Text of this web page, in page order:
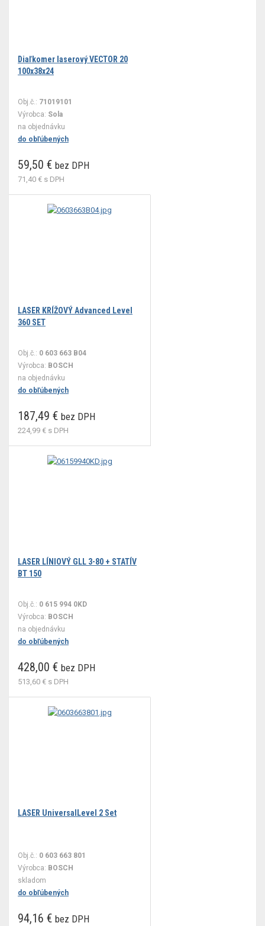
Diaľkomer laserový VECTOR 20
100x38x24
Obj.č.: 71019101
Výrobca: Sola
na objednávku
do obľúbených
59,50 € bez DPH
71,40 € s DPH
LASER KRÍŽOVÝ Advanced Level
360 SET
Obj.č.: 0 603 663 B04
Výrobca: BOSCH
na objednávku
do obľúbených
187,49 € bez DPH
224,99 € s DPH
LASER LÍNIOVÝ GLL 3-80 + STATÍV
BT 150
Obj.č.: 0 615 994 0KD
Výrobca: BOSCH
na objednávku
do obľúbených
428,00 € bez DPH
513,60 € s DPH
LASER UniversalLevel 2 Set
Obj.č.: 0 603 663 801
Výrobca: BOSCH
skladom
do obľúbených
94,16 € bez DPH